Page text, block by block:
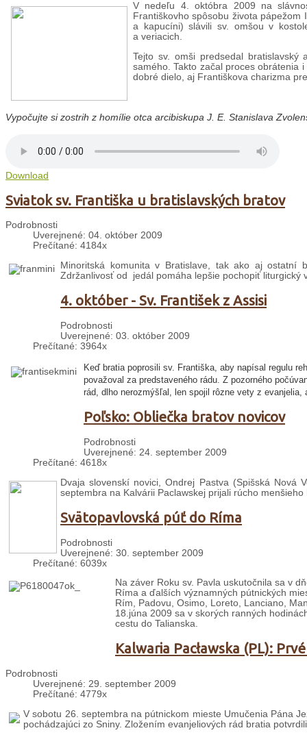
V nedeľu 4. októbra 2009 na
Františkovho spôsobu života
a kapucíni) slávili sv. omšou v
a veriacich.
Tejto sv. omši predsedal
samého. Takto začal proces obrátenia
dobré dielo, aj Františkova charizma
Vypočujte si zostrih z homílie otca arcibiskupa J. E. Stanislava
Download
Sviatok sv. Františka u bratislavských bratov
Podrobnosti
Uverejnené: 04. október 2009
Prečítané: 4184x
Minoritská komunita v Bratislave, tak ako aj ostatní
Zdržanlivosť od jedál pomáha lepšie pochopiť liturgický
4. október - Sv. František z Assisi
Podrobnosti
Uverejnené: 03. október 2009
Prečítané: 3964x
Keď bratia poprosili sv. Františka, aby napísal regulu
považoval za predstaveného rádu. Z pozorného
rád, dlho nerozmýšľal, len spojil rôzne vety z evanjelia,
Poľsko: Obliečka bratov novicov
Podrobnosti
Uverejnené: 24. september 2009
Prečítané: 4618x
Dvaja slovenskí novici, Ondrej Pastva (Spišská
septembra na Kalvárii Paclawskej prijali rúcho menšieho
Svätopavlovská púť do Ríma
Podrobnosti
Uverejnené: 30. september 2009
Prečítané: 6039x
Na záver Roku sv. Pavla uskutočnila sa v
Ríma a ďalších významných pútnických
Rím, Padovu, Osimo, Loreto, Lanciano,
18.júna 2009 sa v skorých ranných
cestu do Talianska.
Kalwaria Pacławska (PL):
Podrobnosti
Uverejnené: 29. september 2009
Prečítané: 4779x
V sobotu 26. septembra na pútnickom mieste Umučenia Pána
pochádzajúci zo Sniny. Zložením evanjeliových rád bratia